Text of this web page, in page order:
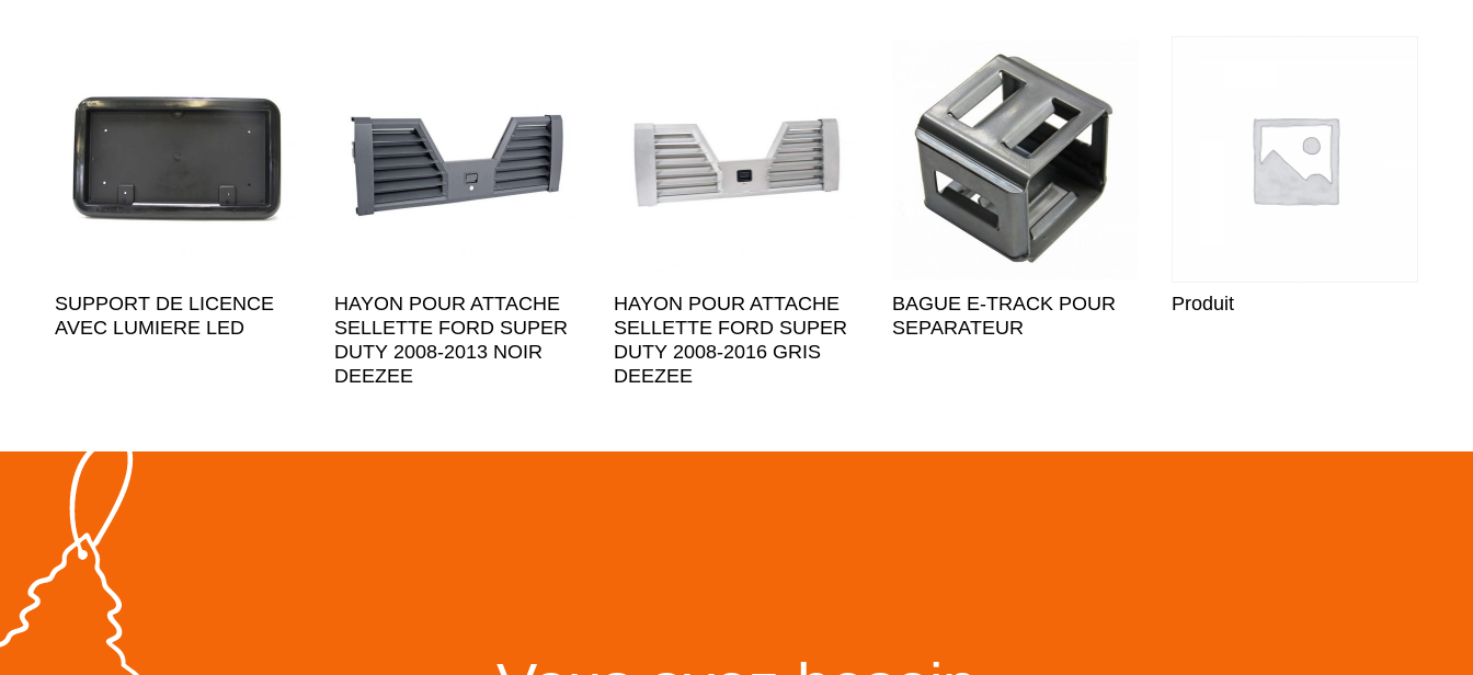
SUPPORT DE LICENCE
AVEC LUMIERE LED
HAYON POUR ATTACHE
SELLETTE FORD SUPER
DUTY 2008-2013 NOIR
DEEZEE
HAYON POUR ATTACHE
SELLETTE FORD SUPER
DUTY 2008-2016 GRIS
DEEZEE
BAGUE E-TRACK POUR
SEPARATEUR
Produit